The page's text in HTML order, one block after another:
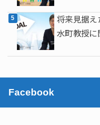
将来見据え
水町教授に
Facebook